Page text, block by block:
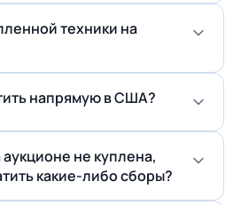
техники на
напрямую в США?
аукционе не куплена,
какие-либо сборы?